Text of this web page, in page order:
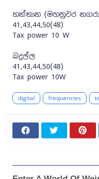
හන්තාන (මහනුවර
41,43,44,50(48)
Tax power 10 W
බදුල්ල
41,43,44,50(48)
Tax power 10W
digital frequencies